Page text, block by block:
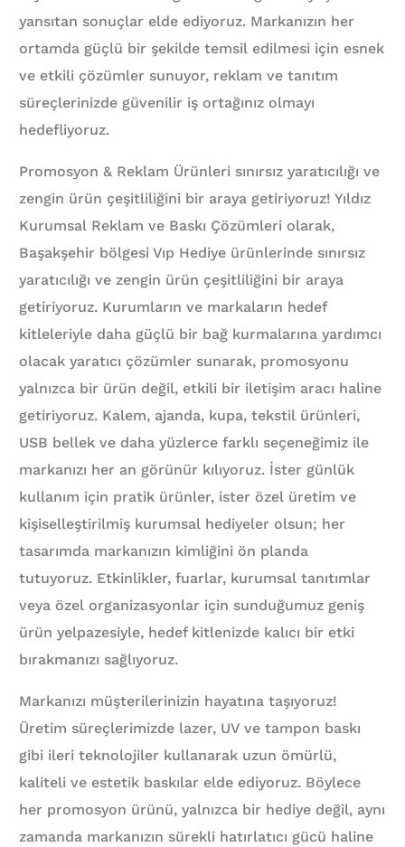
yansıtan sonuçlar elde ediyoruz. Markanızın her
ortamda güçlü bir şekilde temsil edilmesi için esnek
ve etkili çözümler sunuyor, reklam ve tanıtım
süreçlerinizde güvenilir iş ortağınız olmayı
hedefliyoruz.
Promosyon & Reklam Ürünleri sınırsız yaratıcılığı ve
zengin ürün çeşitliliğini bir araya getiriyoruz! Yıldız
Kurumsal Reklam ve Baskı Çözümleri olarak,
Başakşehir bölgesi Vıp Hediye ürünlerinde sınırsız
yaratıcılığı ve zengin ürün çeşitliliğini bir araya
getiriyoruz. Kurumların ve markaların hedef
kitleleriyle daha güçlü bir bağ kurmalarına yardımcı
olacak yaratıcı çözümler sunarak, promosyonu
yalnızca bir ürün değil, etkili bir iletişim aracı haline
getiriyoruz. Kalem, ajanda, kupa, tekstil ürünleri,
USB bellek ve daha yüzlerce farklı seçeneğimiz ile
markanızı her an görünür kılıyoruz. İster günlük
kullanım için pratik ürünler, ister özel üretim ve
kişiselleştirilmiş kurumsal hediyeler olsun; her
tasarımda markanızın kimliğini ön planda
tutuyoruz. Etkinlikler, fuarlar, kurumsal tanıtımlar
veya özel organizasyonlar için sunduğumuz geniş
ürün yelpazesiyle, hedef kitlenizde kalıcı bir etki
bırakmanızı sağlıyoruz.
Markanızı müşterilerinizin hayatına taşıyoruz!
Üretim süreçlerimizde lazer, UV ve tampon baskı
gibi ileri teknolojiler kullanarak uzun ömürlü,
kaliteli ve estetik baskılar elde ediyoruz. Böylece
her promosyon ürünü, yalnızca bir hediye değil, aynı
zamanda markanızın sürekli hatırlatıcı gücü haline